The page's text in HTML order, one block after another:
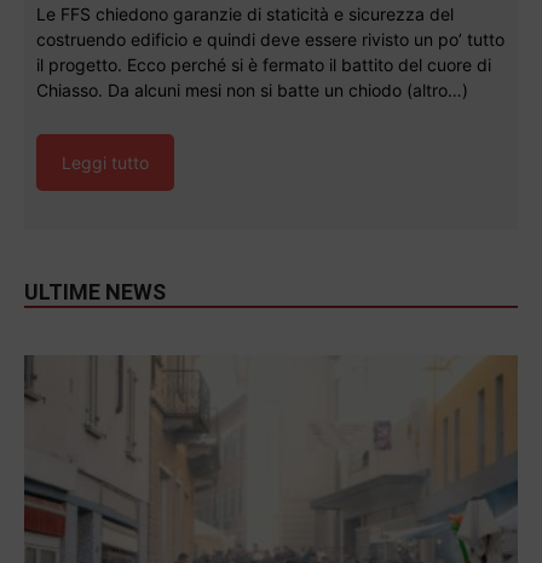
Le FFS chiedono garanzie di staticità e sicurezza del
costruendo edificio e quindi deve essere rivisto un po’ tutto
il progetto. Ecco perché si è fermato il battito del cuore di
Chiasso. Da alcuni mesi non si batte un chiodo (altro…)
Leggi tutto
ULTIME NEWS